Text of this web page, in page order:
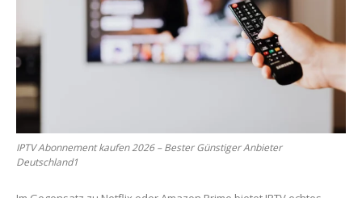
IPTV Abonnement kaufen 2026 – Bester Günstiger Anbieter
Deutschland1